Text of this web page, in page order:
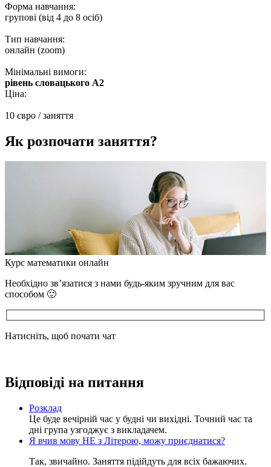
Форма навчання:
групові (від 4 до 8 осіб)
Тип навчання:
онлайн (zoom)
Мінімальні вимоги:
рівень словацького А2
Ціна:
10 євро / заняття
Як розпочати заняття?
Курс математики онлайн
Необхідно зв’язатися з нами будь-яким зручним для вас
способом 🙂
Натисніть, щоб почати чат
Відповіді на питання
Розклад
Це буде вечірній час у будні чи вихідні. Точний час та
дні група узгоджує з викладачем.
Я вчив мову НЕ з Літерою, можу приєднатися?
Так, звичайно. Заняття підійдуть для всіх бажаючих.